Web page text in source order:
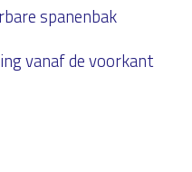
spanenbak
vanaf de voorkant